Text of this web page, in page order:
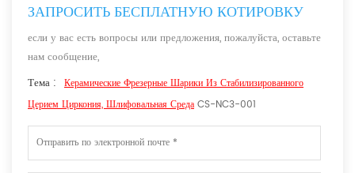
ЗАПРОСИТЬ БЕСПЛАТНУЮ КОТИРОВКУ
если у вас есть вопросы или предложения, пожалуйста, оставьте
нам сообщение,
Тема : Керамические Фрезерные Шарики Из Стабилизированного
Церием Циркония, Шлифовальная Среда CS-NC3-001